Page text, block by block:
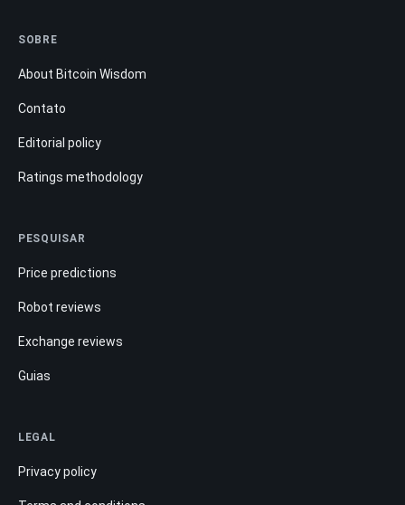
SOBRE
About Bitcoin Wisdom
Contato
Editorial policy
Ratings methodology
PESQUISAR
Price predictions
Robot reviews
Exchange reviews
Guias
LEGAL
Privacy policy